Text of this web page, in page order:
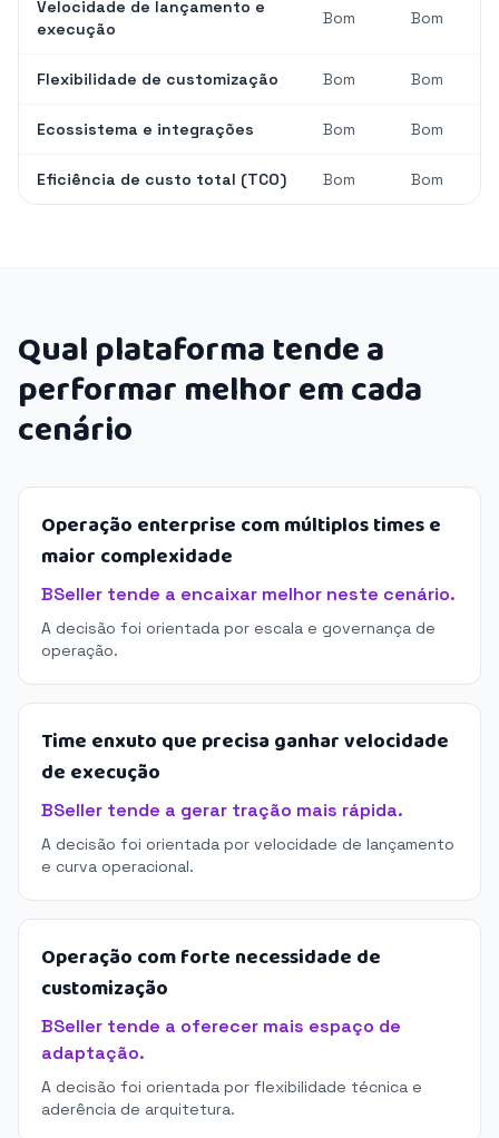
Velocidade de lançamento e
execução
Bom Bom
Flexibilidade de customização Bom Bom
Ecossistema e integrações Bom Bom
Eficiência de custo total (TCO) Bom Bom
Qual plataforma tende a
performar melhor em cada
cenário
Operação enterprise com múltiplos times e
maior complexidade
BSeller tende a encaixar melhor neste cenário.
A decisão foi orientada por escala e governança de
operação.
Time enxuto que precisa ganhar velocidade
de execução
BSeller tende a gerar tração mais rápida.
A decisão foi orientada por velocidade de lançamento
e curva operacional.
Operação com forte necessidade de
customização
BSeller tende a oferecer mais espaço de
adaptação.
A decisão foi orientada por flexibilidade técnica e
aderência de arquitetura.